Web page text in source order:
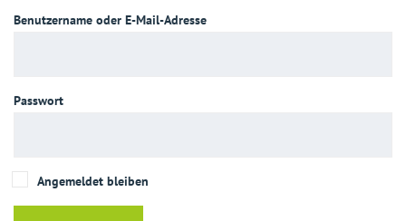
Benutzername oder E-Mail-Adresse
Passwort
Angemeldet bleiben